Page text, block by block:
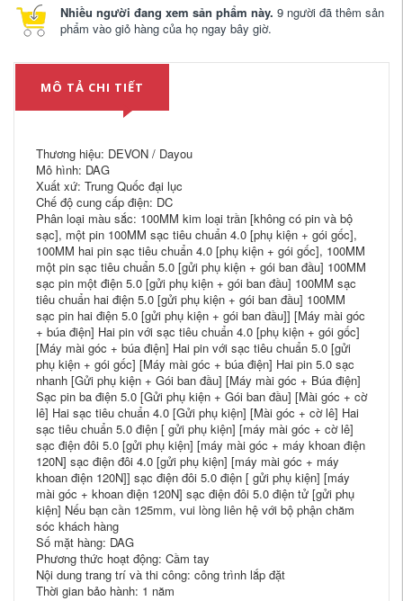
Nhiều người đang xem sản phẩm này. 9 người đã thêm sản
phẩm vào giỏ hàng của họ ngay bây giờ.
MÔ TẢ CHI TIẾT
Thương hiệu: DEVON / Dayou
Mô hình: DAG
Xuất xứ: Trung Quốc đại lục
Chế độ cung cấp điện: DC
Phân loại màu sắc: 100MM kim loại trần [không có pin và bộ
sạc], một pin 100MM sạc tiêu chuẩn 4.0 [phụ kiện + gói gốc],
100MM hai pin sạc tiêu chuẩn 4.0 [phụ kiện + gói gốc], 100MM
một pin sạc tiêu chuẩn 5.0 [gửi phụ kiện + gói ban đầu] 100MM
sạc pin một điện 5.0 [gửi phụ kiện + gói ban đầu] 100MM sạc
tiêu chuẩn hai điện 5.0 [gửi phụ kiện + gói ban đầu] 100MM
sạc pin hai điện 5.0 [gửi phụ kiện + gói ban đầu]] [Máy ​​mài góc
+ búa điện] Hai pin với sạc tiêu chuẩn 4.0 [phụ kiện + gói gốc]
[Máy ​​mài góc + búa điện] Hai pin với sạc tiêu chuẩn 5.0 [gửi
phụ kiện + gói gốc] [Máy ​​mài góc + búa điện] Hai pin 5.0 sạc
nhanh [Gửi phụ kiện + Gói ban đầu] [Máy ​​mài góc + Búa điện]
Sạc pin ba điện 5.0 [Gửi phụ kiện + Gói ban đầu] [Mài góc + cờ
lê] Hai sạc tiêu chuẩn 4.0 [Gửi phụ kiện] [Mài góc + cờ lê] Hai
sạc tiêu chuẩn 5.0 điện [ gửi phụ kiện] [máy mài góc + cờ lê]
sạc điện đôi 5.0 [gửi phụ kiện] [máy mài góc + máy khoan điện
120N] sạc điện đôi 4.0 [gửi phụ kiện] [máy mài góc + máy
khoan điện 120N]] sạc điện đôi 5.0 điện [ gửi phụ kiện] [máy
mài góc + khoan điện 120N] sạc điện đôi 5.0 điện tử [gửi phụ
kiện] Nếu bạn cần 125mm, vui lòng liên hệ với bộ phận chăm
sóc khách hàng
Số mặt hàng: DAG
Phương thức hoạt động: Cầm tay
Nội dung trang trí và thi công: công trình lắp đặt
Thời gian bảo hành: 1 năm